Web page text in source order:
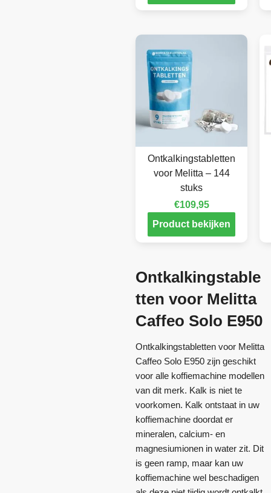
Ontkalkingstabletten
voor Melitta – 144
stuks
€109,95
Product bekijken
Ontkalkingstable
tten voor Melitta
Caffeo Solo E950
Ontkalkingstabletten voor Melitta
Caffeo Solo E950 zijn geschikt
voor alle koffiemachine modellen
van dit merk. Kalk is niet te
voorkomen. Kalk ontstaat in uw
koffiemachine doordat er
mineralen, calcium- en
magnesiumionen in water zit. Dit
is geen ramp, maar kan uw
koffiemachine wel beschadigen